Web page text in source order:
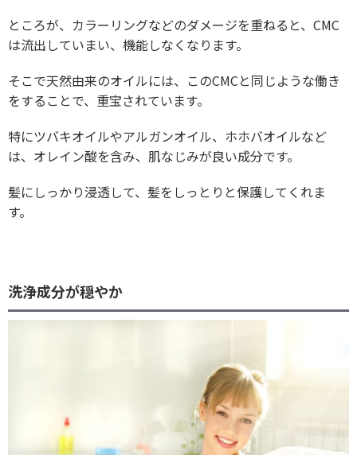
ところが、カラーリングなどのダメージを重ねると、CMC
は流出していまい、機能しなくなります。
そこで天然由来のオイルには、このCMCと同じような働き
をすることで、重宝されています。
特にツバキオイルやアルガンオイル、ホホバオイルなど
は、オレイン酸を含み、肌なじみが良い成分です。
髪にしっかり浸透して、髪をしっとりと保護してくれま
す。
洗浄成分が穏やか